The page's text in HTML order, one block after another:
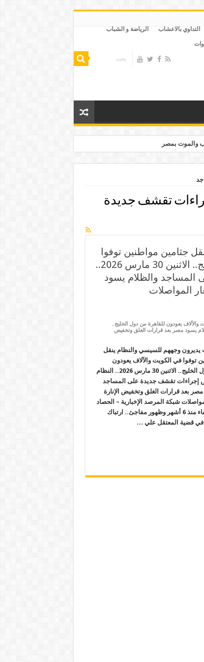
التداوي بالاعشاب الرياضة و الشباب
والموت بمصر
تقشف جديدة
جثامين مواطنين توفوا
في الكويت والآلاف يعودون للقاهرة من دول الخليج.. الاثنين 30 مارس 2026..
والظلام يسود
المواصلات
يعودون للقاهرة من دول الخليج..
والظلام يسود مصر بعد قرارات الغلق وتخفيض
يديرون وجههم للسيسي والنظام ينقل
توفوا في الكويت والآلاف يعودون
للقاهرة من دول الخليج.. الاثنين 30 مارس 2026.. النظام
إجراءات تقشف جديدة على المساجد
بعد قرارات الغلق وتخفيض الإنارة
شبكة المرصد الإخبارية – الحصاد
المصري *اختفاء منذ 6 أشهر وظهور مفاجئ.. ارتباك
في قضية المعتقل علي …